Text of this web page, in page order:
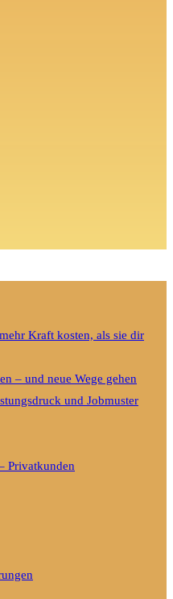
Kraft kosten, als sie dir
– und neue Wege gehen
und Jobmuster
Privatkunden